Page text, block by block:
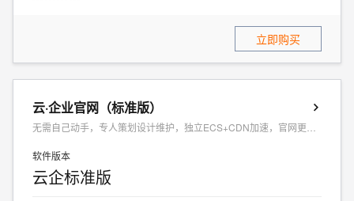
立即购买
云·企业官网（标准版）
软件版本
云企标准版